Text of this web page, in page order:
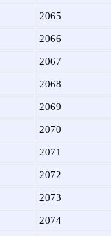
2065
2066
2067
2068
2069
2070
2071
2072
2073
2074